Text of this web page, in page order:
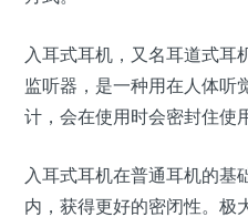
入耳式耳机，又名耳道式耳
监听器，是一种用在人体听
计，会在使用时会密封住使
入耳式耳机在普通耳机的基
内，获得更好的密闭性。极